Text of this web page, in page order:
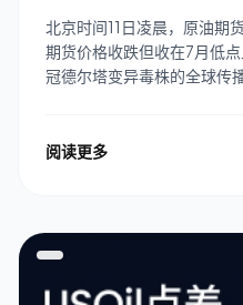
北京时间11日凌晨，原油期
期货价格收跌但收在7月低
冠德尔塔变异毒株的全球传
阅读更多